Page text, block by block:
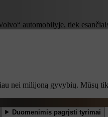
automobilyje, tiek
nei milijoną gyvybių. Mūsų
Duomenimis pagrįsti tyrimai